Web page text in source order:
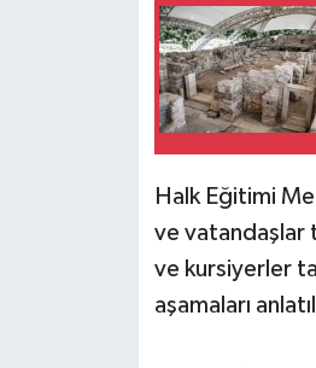
Halk Eğitimi
ve vatandaşlar
ve kursiyerler
aşamaları
Gayrimenkul
HABERDE İNSAN